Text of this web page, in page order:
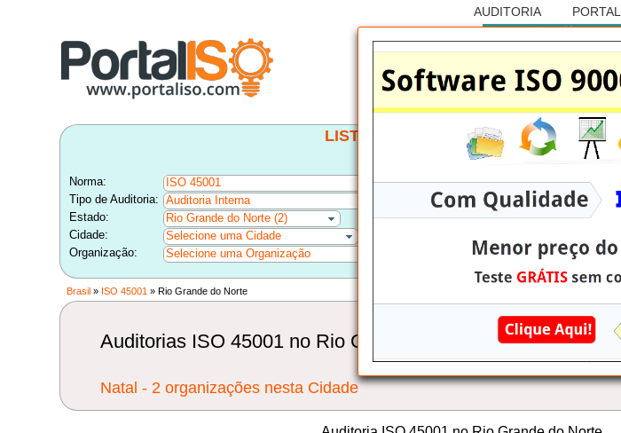
AUDITORIA PORTAL
LISTA BRASILEIRA DE AUDITORIAS
ISO 45001
Norma:
ISO 45001
Tipo de Auditoria:
Auditoria Interna
Estado:
Rio Grande do Norte (2)
Cidade:
Selecione uma Cidade
Organização:
Selecione uma Organização
Brasil» ISO 45001 » Rio Grande do Norte
Auditorias ISO 45001 no Rio Grande do Norte, na cidade de:
Natal - 2 organizações nesta Cidade